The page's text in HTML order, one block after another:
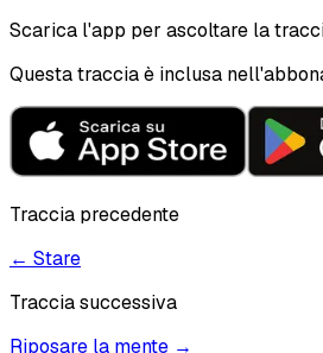
Scarica l'app per ascoltare la
Questa traccia è inclusa
Traccia precedente
← Stare
Traccia successiva
Riposare la mente →